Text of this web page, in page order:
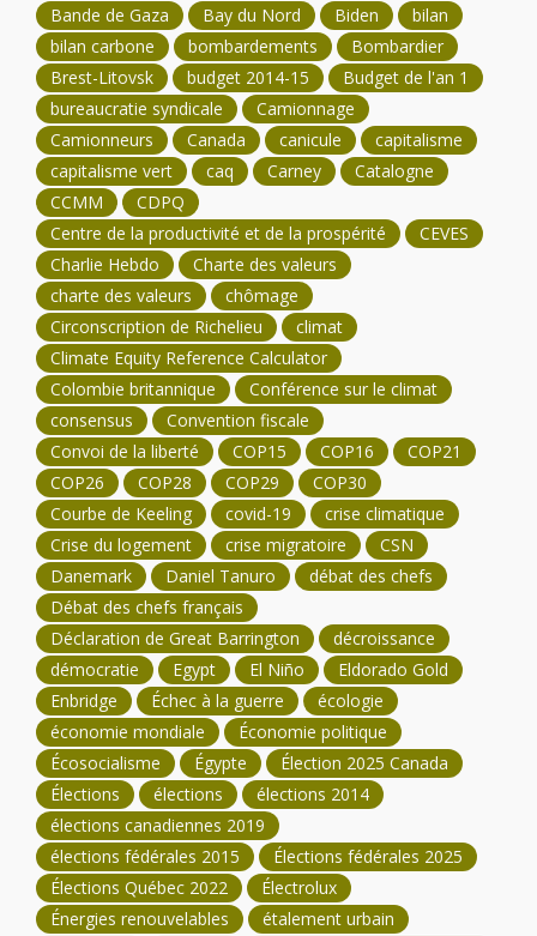
Bande de Gaza Bay du Nord Biden
bilan
bilan carbone
bombardements
Bombardier
Brest-Litovsk
budget 2014-15
Budget de l'an 1
bureaucratie syndicale
Camionnage
Camionneurs
Canada canicule
capitalisme
capitalisme vert
caq Carney
Catalogne
CCMM
CDPQ
Centre de la productivité et de la prospérité
CEVES
Charlie Hebdo
Charte des valeurs
charte des valeurs
chômage
Circonscription de Richelieu
climat
Climate Equity Reference Calculator
Colombie britannique
Conférence sur le climat
consensus
Convention fiscale
Convoi de la liberté
COP15 COP16
COP21
COP26
COP28 COP29
COP30
Courbe de Keeling
covid-19
crise climatique
Crise du logement
crise migratoire
CSN
Danemark
Daniel Tanuro
débat des chefs
Débat des chefs français
Déclaration de Great Barrington
décroissance
démocratie
Egypt El Niño
Eldorado Gold
Enbridge
Échec à la guerre
écologie
économie mondiale
Économie politique
Écosocialisme
Égypte
Élection 2025 Canada
Élections
élections
élections 2014
élections canadiennes 2019
élections fédérales 2015
Élections fédérales 2025
Élections Québec 2022
Électrolux
Énergies renouvelables
étalement urbain